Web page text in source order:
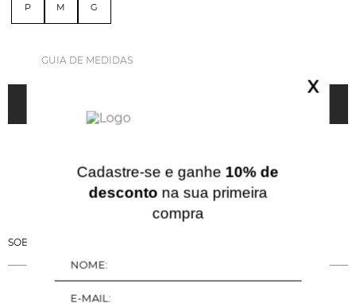
X
Cadastre-se e ganhe 10% de
desconto na sua primeira
compra
P M G
GUIA DE MEDIDAS
SOBRE ESSA PEÇA